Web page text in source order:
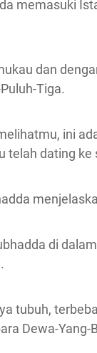
memasuki
dan
Tiga.
ini
telah dating
di
tubuh,
Dewa-